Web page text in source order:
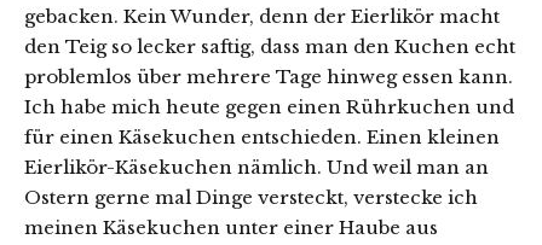
gebacken. Kein Wunder, denn der Eierlikör macht
den Teig so lecker saftig, dass man den Kuchen echt
problemlos über mehrere Tage hinweg essen kann.
Ich habe mich heute gegen einen Rührkuchen und
für einen Käsekuchen entschieden. Einen kleinen
Eierlikör-Käsekuchen nämlich. Und weil man an
Ostern gerne mal Dinge versteckt, verstecke ich
meinen Käsekuchen unter einer Haube aus